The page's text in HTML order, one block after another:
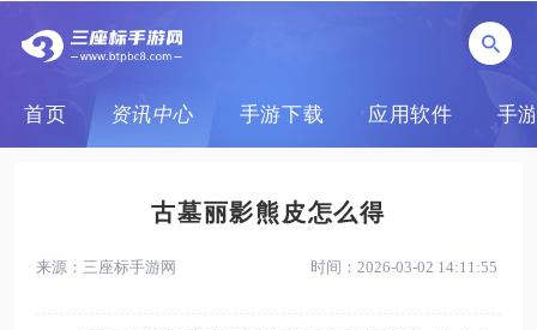
首页 资讯中心 手游下载 应用软件 手
古墓丽影熊皮怎么得
来源：三座标手游网 时间：2026-03-02 14:11:55